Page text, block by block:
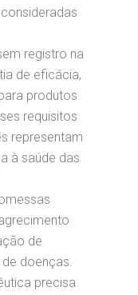
registro na
de eficácia,
produtos
requisitos
representam
à saúde das
de
doenças.
precisa